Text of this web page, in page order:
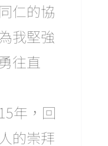
仁的協
我堅強
往直
年，回
的崇拜